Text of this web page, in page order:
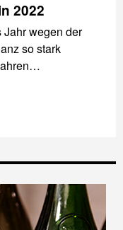
2022
wegen der
so stark